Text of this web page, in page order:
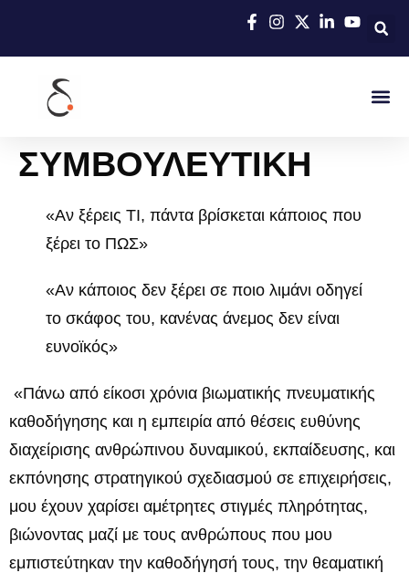
ΣΥΜΒΟΥΛΕΥΤΙΚΗ
«Αν ξέρεις ΤΙ, πάντα βρίσκεται κάποιος που
ξέρει το ΠΩΣ»
«Αν κάποιος δεν ξέρει σε ποιο λιμάνι οδηγεί
το σκάφος του, κανένας άνεμος δεν είναι
ευνοϊκός»
«Πάνω από είκοσι χρόνια βιωματικής πνευματικής
καθοδήγησης και η εμπειρία από θέσεις ευθύνης
διαχείρισης ανθρώπινου δυναμικού, εκπαίδευσης, και
εκπόνησης στρατηγικού σχεδιασμού σε επιχειρήσεις,
μου έχουν χαρίσει αμέτρητες στιγμές πληρότητας,
βιώνοντας μαζί με τους ανθρώπους που μου
εμπιστεύτηκαν την καθοδήγησή τους, την θεαματική